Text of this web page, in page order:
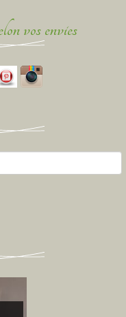
vos envies